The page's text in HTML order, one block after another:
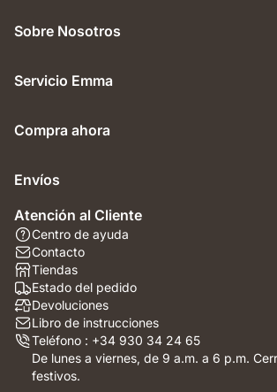
Sobre Nosotros
Servicio Emma
Compra ahora
Envíos
Atención al Cliente
Centro de ayuda
Contacto
Tiendas
Estado del pedido
Devoluciones
Libro de instrucciones
Teléfono : +34 930 34 24 65
De lunes a viernes, de 9 a.m. a 6 p.m.
festivos.